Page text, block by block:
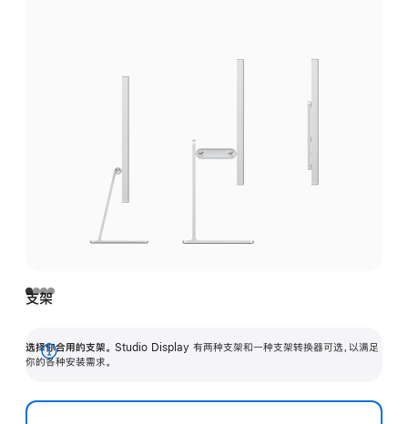
支架
选择你合用的支架。 Studio Display 有两种支架和一种支架转换器可选，以满足
你的各种安装需求。
展